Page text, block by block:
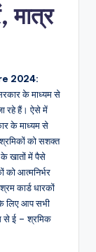
2024:
के माध्यम से
रहे हैं। ऐसे में
के माध्यम से
को सशक्त
खातों में पैसे
को आत्मनिर्भर
कार्ड धारकों
लिए आप सभी
से ई – श्रमिक